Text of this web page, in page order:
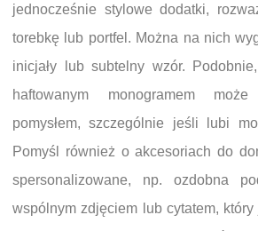
jednocześnie stylowe dodatki,
torebkę lub portfel. Można na nich
inicjały lub subtelny wzór.
haftowanym monogramem
pomysłem, szczególnie jeśli lubi
Pomyśl również o akcesoriach do
spersonalizowane, np. ozdobna
wspólnym zdjęciem lub cytatem,